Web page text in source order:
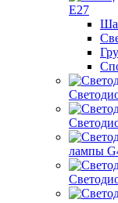
Е27
лампы